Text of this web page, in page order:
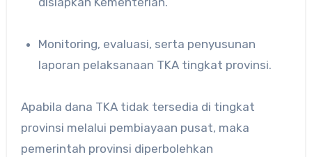
Monitoring, evaluasi, serta penyusunan
laporan pelaksanaan TKA tingkat provinsi.
Apabila dana TKA tidak tersedia di tingkat
provinsi melalui pembiayaan pusat, maka
pemerintah provinsi diperbolehkan